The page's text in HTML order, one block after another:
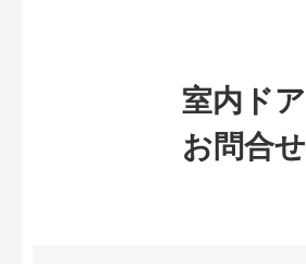
室内ドア
お問合せ